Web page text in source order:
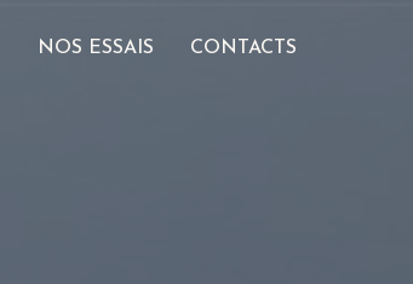
NOS ESSAIS CONTACTS